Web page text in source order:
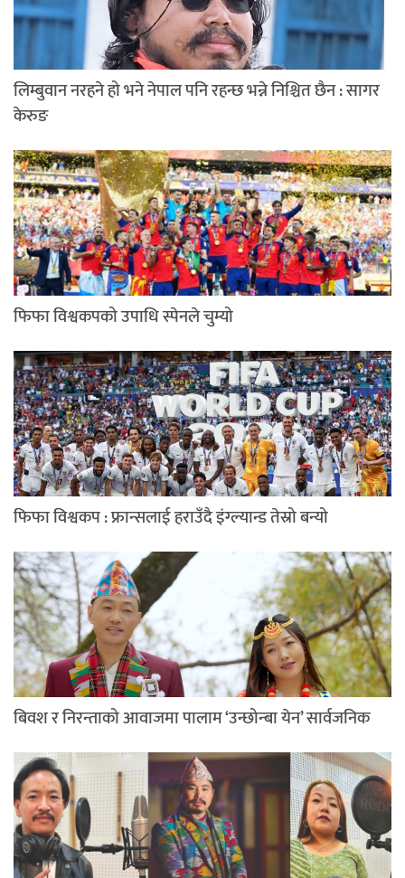
लिम्बुवान नरहने हो भने नेपाल पनि रहन्छ भन्ने निश्चित छैन : सागर
केरुङ
फिफा विश्वकपको उपाधि स्पेनले चुम्यो
फिफा विश्वकप : फ्रान्सलाई हराउँदै इंग्ल्यान्ड तेस्रो बन्यो
बिवश र निरन्ताको आवाजमा पालाम ‘उन्छोन्बा येन’ सार्वजनिक